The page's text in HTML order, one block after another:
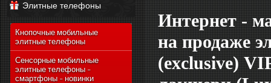
Элитные телефоны
Кнопочные мобильные
элитные телефоны
Сенсорные мобильные
элитные телефоны -
смартфоны - новинки
Интернет -
на продаже
(exclusive)